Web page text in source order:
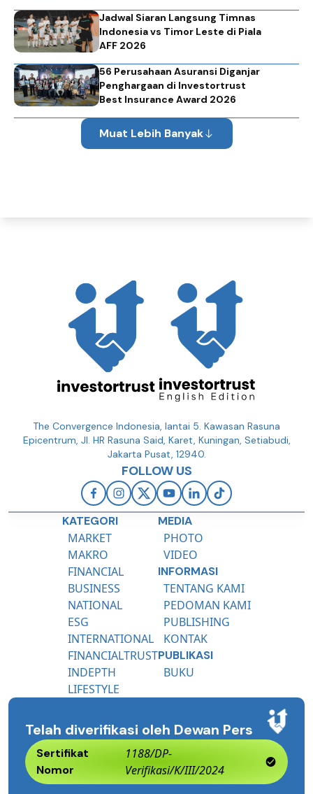
Jadwal Siaran Langsung Timnas
Indonesia vs Timor Leste di Piala
AFF 2026
56 Perusahaan Asuransi Diganjar
Penghargaan di Investortrust
Best Insurance Award 2026
Muat Lebih Banyak
The Convergence Indonesia, lantai 5. Kawasan Rasuna
Epicentrum, Jl. HR Rasuna Said, Karet, Kuningan, Setiabudi,
Jakarta Pusat, 12940.
FOLLOW US
KATEGORI
MARKET
MAKRO
FINANCIAL
BUSINESS
NATIONAL
ESG
INTERNATIONAL
FINANCIALTRUST
INDEPTH
LIFESTYLE
MEDIA
PHOTO
VIDEO
INFORMASI
TENTANG KAMI
PEDOMAN KAMI
PUBLISHING
KONTAK
PUBLIKASI
BUKU
Telah diverifikasi oleh Dewan Pers
Sertifikat
Nomor
1188/DP-
Verifikasi/K/III/2024